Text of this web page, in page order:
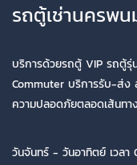
รถตู้เช่านครพน
บริการด้วยรถตู้ VIP รถตู้
Commuter บริการรับ-ส่ง
ความปลอดภัยตลอดเส้นทา
วันจันทร์ - วันอาทิตย์ เวล